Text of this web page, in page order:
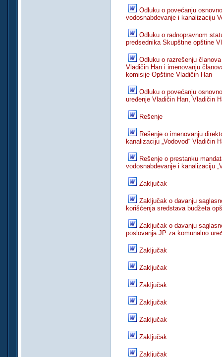
Odluku o povećanju
vodosnabdevanje i kanalizaciju
Odluku o radnopravnom
predsednika Skupštine opštine
Odluku o razrešenju
Vladičin Han i imenovanju
komisije Opštine Vladičin Han
Odluku o povećanju
uređenje Vladičin Han, Vladičin
Rešenje
Rešenje o imenovanju
kanalizaciju „Vodovod“ Vladičin
Rešenje o prestanku
vodosnabdevanje i kanalizaciju
Zaključak
Zaključak o davanju
korišćenja sredstava budžeta
Zaključak o davanju
poslovanja JP za komunalno
Zaključak
Zaključak
Zaključak
Zaključak
Zaključak
Zaključak
Zaključak